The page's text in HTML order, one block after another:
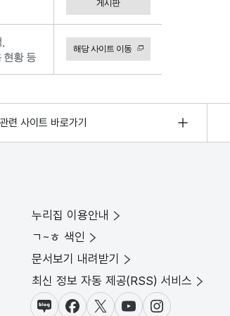
게시판
현황 등
해당 사이트 이동
관련 사이트 바로가기
누리집 이용안내
ㄱ~ㅎ 색인
문서보기 내려받기
최신 정보 자동 제공(RSS) 서비스
블로그페이스북X(트위터)
유튜브인스타그램